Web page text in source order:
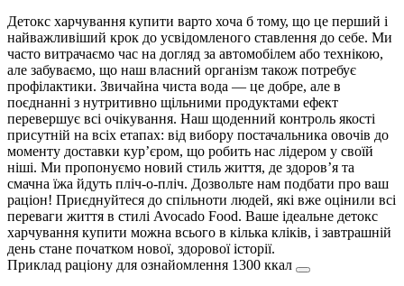
Детокс харчування купити варто хоча б тому, що це перший і
найважливіший крок до усвідомленого ставлення до себе. Ми
часто витрачаємо час на догляд за автомобілем або технікою,
але забуваємо, що наш власний організм також потребує
профілактики. Звичайна чиста вода — це добре, але в
поєднанні з нутритивно щільними продуктами ефект
перевершує всі очікування. Наш щоденний контроль якості
присутній на всіх етапах: від вибору постачальника овочів до
моменту доставки кур’єром, що робить нас лідером у своїй
ніші. Ми пропонуємо новий стиль життя, де здоров’я та
смачна їжа йдуть пліч-о-пліч. Дозвольте нам подбати про ваш
раціон! Приєднуйтеся до спільноти людей, які вже оцінили всі
переваги життя в стилі Avocado Food. Ваше ідеальне детокс
харчування купити можна всього в кілька кліків, і завтрашній
день стане початком нової, здорової історії.
Приклад раціону для ознайомлення 1300 ккал